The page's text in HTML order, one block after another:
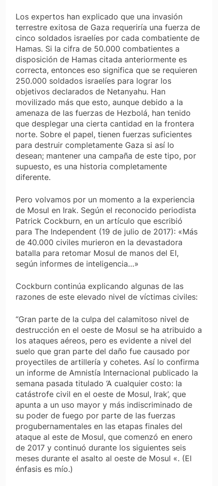
Los expertos han explicado que una invasión
terrestre exitosa de Gaza requeriría una fuerza de
cinco soldados israelíes por cada combatiente de
Hamas. Si la cifra de 50.000 combatientes a
disposición de Hamas citada anteriormente es
correcta, entonces eso significa que se requieren
250.000 soldados israelíes para lograr los
objetivos declarados de Netanyahu. Han
movilizado más que esto, aunque debido a la
amenaza de las fuerzas de Hezbolá, han tenido
que desplegar una cierta cantidad en la frontera
norte. Sobre el papel, tienen fuerzas suficientes
para destruir completamente Gaza si así lo
desean; mantener una campaña de este tipo, por
supuesto, es una historia completamente
diferente.
Pero volvamos por un momento a la experiencia
de Mosul en Irak. Según el reconocido periodista
Patrick Cockburn, en un artículo que escribió
para The Independent (19 de julio de 2017): «Más
de 40.000 civiles murieron en la devastadora
batalla para retomar Mosul de manos del EI,
según informes de inteligencia…»
Cockburn continúa explicando algunas de las
razones de este elevado nivel de víctimas civiles:
“Gran parte de la culpa del calamitoso nivel de
destrucción en el oeste de Mosul se ha atribuido a
los ataques aéreos, pero es evidente a nivel del
suelo que gran parte del daño fue causado por
proyectiles de artillería y cohetes. Así lo confirma
un informe de Amnistía Internacional publicado la
semana pasada titulado ‘A cualquier costo: la
catástrofe civil en el oeste de Mosul, Irak’, que
apunta a un uso mayor y más indiscriminado de
su poder de fuego por parte de las fuerzas
progubernamentales en las etapas finales del
ataque al este de Mosul, que comenzó en enero
de 2017 y continuó durante los siguientes seis
meses durante el asalto al oeste de Mosul «. (El
énfasis es mío.)